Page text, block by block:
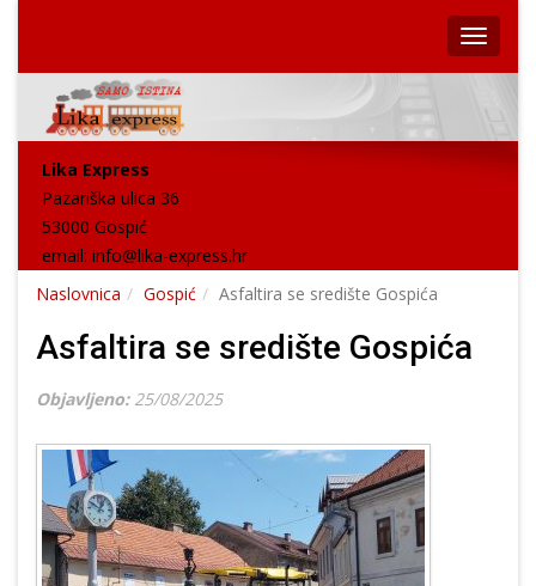
Lika Express
Pazariška ulica 36
53000 Gospić
email: info@lika-express.hr
Naslovnica
Gospić Asfaltira se središte Gospića
Asfaltira se središte Gospića
Objavljeno: 25/08/2025